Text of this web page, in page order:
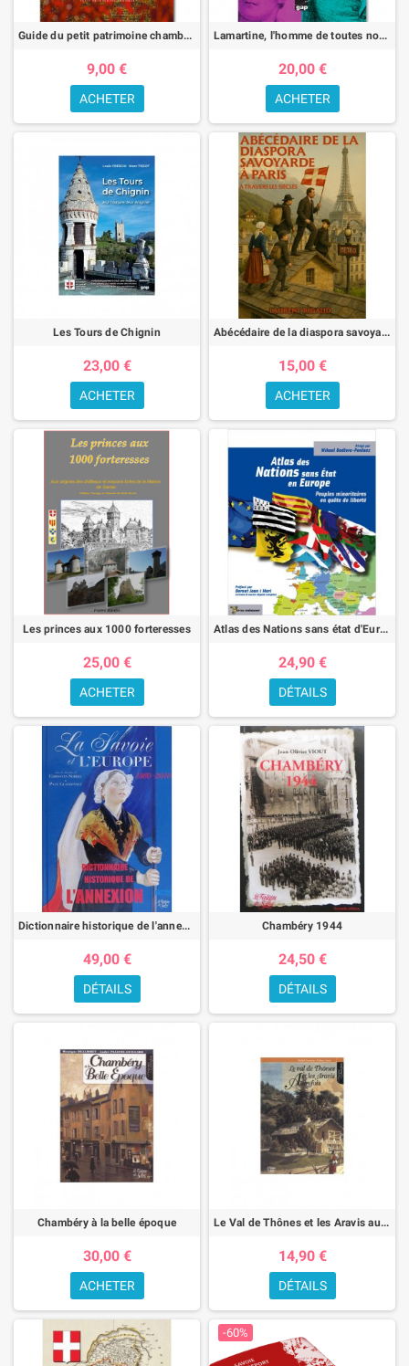
bombardements et tensions vécus dans la ville durant l’année de la
Libération.
Pour passionnés d’histoire locale et chercheurs
curieux
Que vous soyez un lecteur passionné, étudiant, collectionneur ou
simplement intéressé par l’histoire régionale, cette sélection vous
permettra de comprendre la Savoie sous toutes ses facettes : dynasties
médiévales, relations franco-italiennes, construction des États, vie
quotidienne d’autrefois et événements contemporains.
Guide du petit patrimoine chambérien
9,00 €
ACHETER
Lamartine, l'homme de toutes nos libertés.
20,00 €
ACHETER
Les Tours de Chignin
23,00 €
ACHETER
Abécédaire de la diaspora savoyarde à Paris à travers les siècles
15,00 €
ACHETER
Les princes aux 1000 forteresses
25,00 €
ACHETER
Atlas des Nations sans état d'Europe
24,90 €
DÉTAILS
Dictionnaire historique de l'annexion
49,00 €
DÉTAILS
Chambéry 1944
24,50 €
DÉTAILS
Chambéry à la belle époque
30,00 €
ACHETER
Le Val de Thônes et les Aravis autrefois
14,90 €
DÉTAILS
-60%